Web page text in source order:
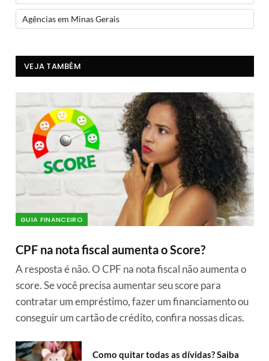
Agências em Minas Gerais
VEJA TAMBÉM
GUIA FINANCEIRO
CPF na nota fiscal aumenta o Score?
A resposta é não. O CPF na nota fiscal não aumenta o
score. Se você precisa aumentar seu score para
contratar um empréstimo, fazer um financiamento ou
conseguir um cartão de crédito, confira nossas dicas.
Como quitar todas as dívidas? Saiba